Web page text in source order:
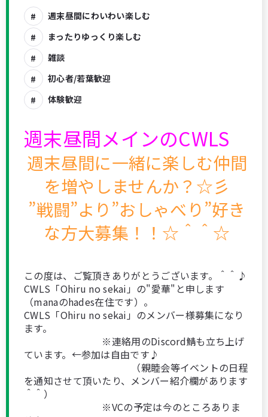
週末昼間にわいわい楽しむ
まったりゆっくり楽しむ
雑談
初心者/若葉歓迎
体験歓迎
週末昼間メインのCWLS
週末昼間に一緒に楽しむ仲間
を増やしませんか？☆彡
”戦闘”より”おしゃべり”好き
な方大募集！！☆＾＾☆
この度は、ご覧頂きありがとうございます。＾＾♪
CWLS「Ohiru no sekai」の"愛華"と申します
（manaのhades在住です）。
CWLS「Ohiru no sekai」のメンバー様募集になり
ます。
※連絡用のDiscord鯖も立ち上げ
ています。←参加は自由です♪
（親睦会等イベントの日程
を通知させて頂いたり、メンバー紹介欄があります
＾＾）
※VCの予定は今のところありま